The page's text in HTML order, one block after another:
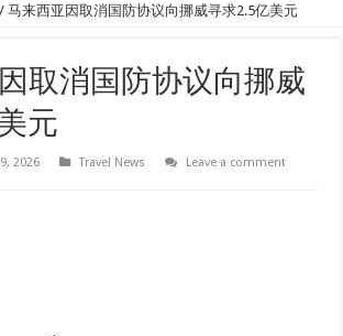
/ 马来西亚因取消国防协议向挪威寻求2.5亿美元
取消国防协议向挪威
元
2026 Travel News
Leave a comment